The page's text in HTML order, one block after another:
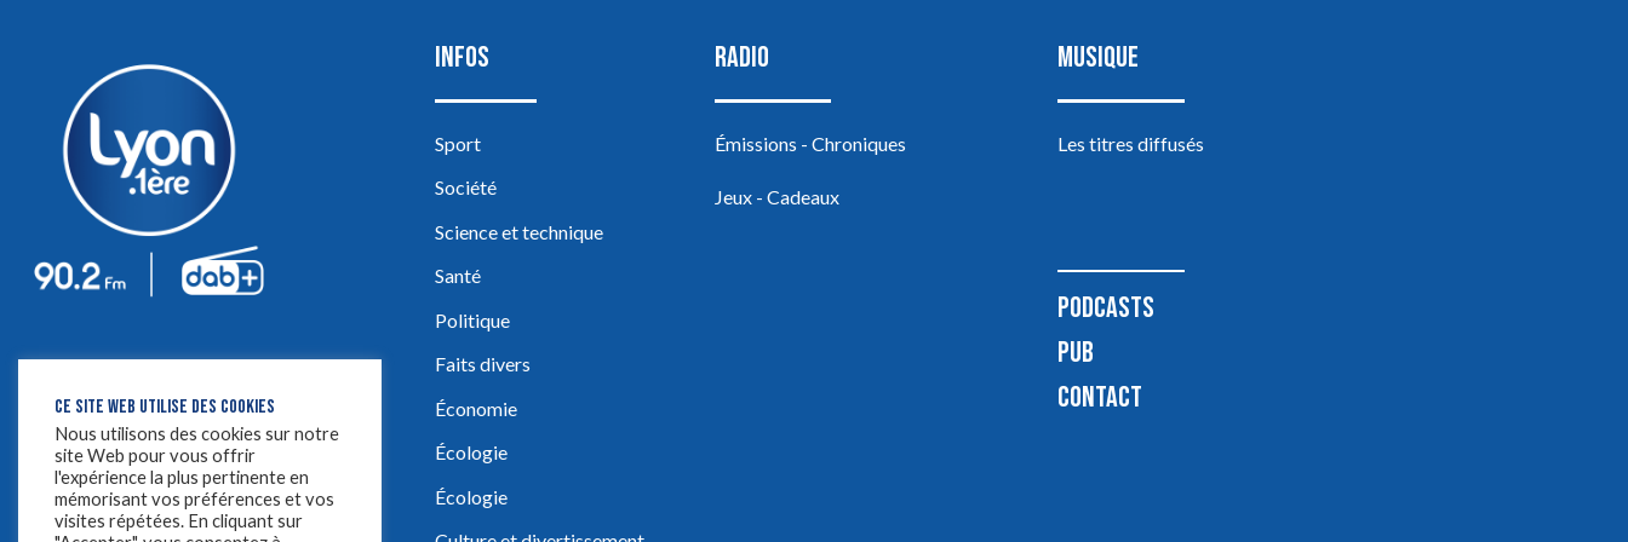
INFOS
Sport
Société
Science et technique
Santé
Politique
Faits divers
Économie
Écologie
Écologie
RADIO
Émissions - Chroniques
Jeux - Cadeaux
MUSIQUE
Les titres diffusés
PODCASTS
PUB
CONTACT
CE SITE WEB UTILISE DES COOKIES
Nous utilisons des cookies sur notre
site Web pour vous offrir
l'expérience la plus pertinente en
mémorisant vos préférences et vos
visites répétées. En cliquant sur